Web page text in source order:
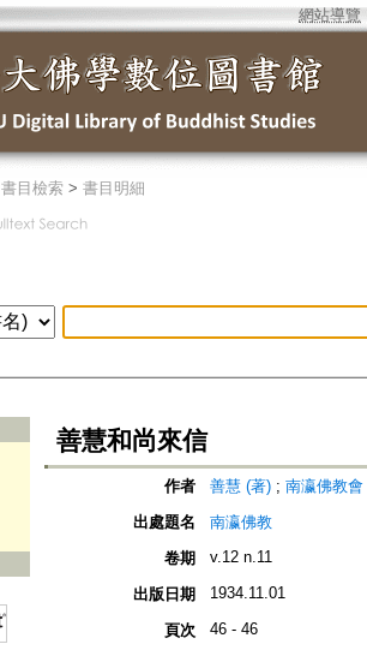
網站導覽
書目檢索 > 書目明細
善慧和尚來信
作者 善慧 (著) ; 南瀛佛教
出處題名
南瀛佛教
卷期
v.12 n.11
出版日期 1934.11.01
頁次 46 - 46